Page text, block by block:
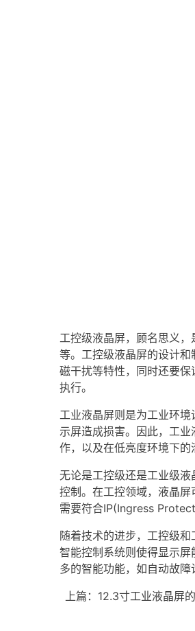
工控级液晶屏，顾名思义
等。工控级液晶屏的设计
磁干扰等特性，同时还要
执行。
工业液晶屏则是为工业环
示屏造成损害。因此，工
作，以及在低亮度环境下的
无论是工控级还是工业级
控制。在工控领域，液晶
需要符合IP(Ingress
随着技术的进步，工控级和
智能控制系统则使得显示
多的智能功能，如自动故障
上篇： 12.3寸工业液晶屏